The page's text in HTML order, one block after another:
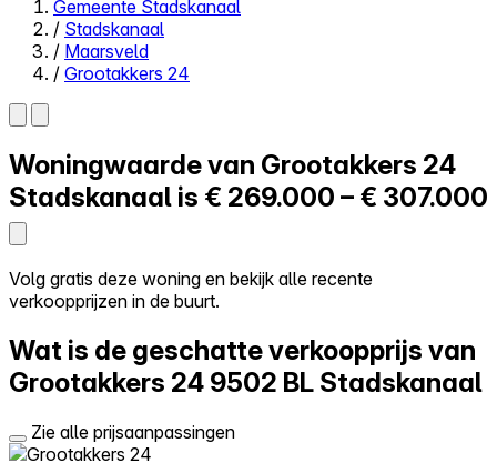
Close menu
Zelf kopen
Alles-in-één
Reviews
Log in
Probeer Walter gratis
Gemeente Stadskanaal
/ Stadskanaal
/ Maarsveld
/ Grootakkers 24
Woningwaarde van Grootakkers 24
Stadskanaal is € 269.000 – € 307.000
Volg gratis deze woning en bekijk alle recente
verkoopprijzen in de buurt.
Wat is de geschatte verkoopprijs van
Grootakkers 24 9502 BL Stadskanaal
Zie alle prijsaanpassingen